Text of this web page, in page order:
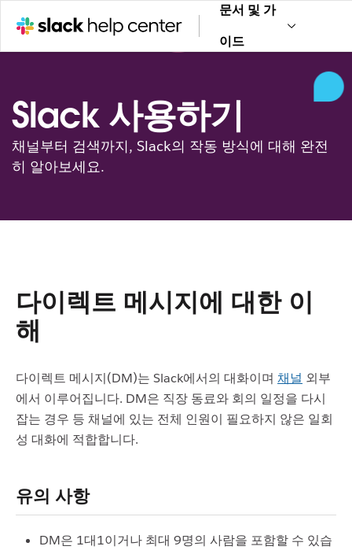
문서 및 가
이드
Slack 사용하기
채널부터 검색까지, Slack의 작동 방식에 대해 완전
히 알아보세요.
다이렉트 메시지에 대한 이
해
다이렉트 메시지(DM)는 Slack에서의 대화이며 채널 외부
에서 이루어집니다. DM은 직장 동료와 회의 일정을 다시
잡는 경우 등 채널에 있는 전체 인원이 필요하지 않은 일회
성 대화에 적합합니다.
유의 사항
DM은 1대1이거나 최대 9명의 사람을 포함할 수 있습